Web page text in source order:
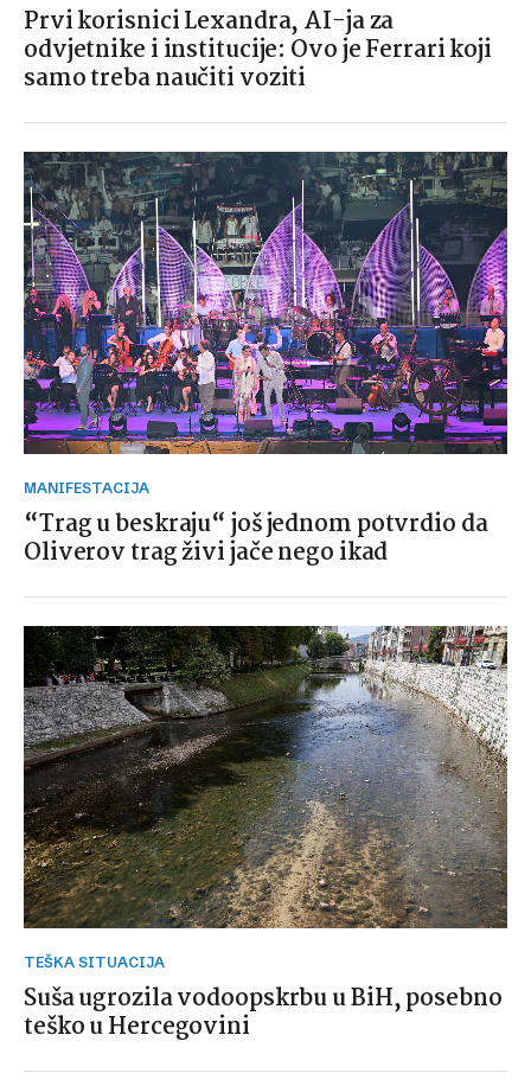
Prvi korisnici Lexandra, AI-ja za
odvjetnike i institucije: Ovo je Ferrari koji
samo treba naučiti voziti
MANIFESTACIJA
“Trag u beskraju“ još jednom potvrdio da
Oliverov trag živi jače nego ikad
TEŠKA SITUACIJA
Suša ugrozila vodoopskrbu u BiH, posebno
teško u Hercegovini